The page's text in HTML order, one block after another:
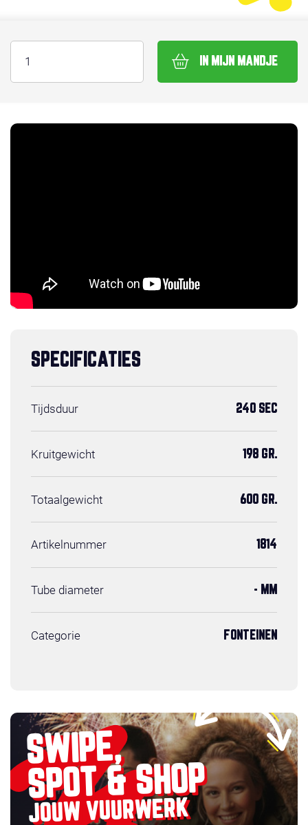
IN MIJN MANDJE
SPECIFICATIES
Tijdsduur 240 SEC
Kruitgewicht 198 GR.
Totaalgewicht 600 GR.
Artikelnummer 1814
Tube diameter - MM
Categorie FONTEINEN
SWIPE,
SPOT & SHOP
JOUW VUURWERK